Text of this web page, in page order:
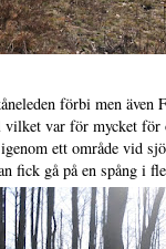
förbi men
vilket var för mycket
ett område vid
fick gå på en spång i